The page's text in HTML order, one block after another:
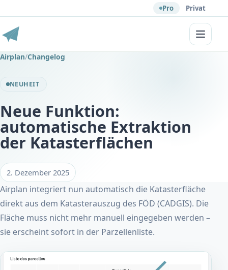
Pro Privat
Menü
Airplan/Changelog
NEUHEIT
Neue Funktion:
automatische Extraktion
der Katasterflächen
2. Dezember 2025
Airplan integriert nun automatisch die Katasterfläche
direkt aus dem Katasterauszug des FÖD (CADGIS). Die
Fläche muss nicht mehr manuell eingegeben werden –
sie erscheint sofort in der Parzellenliste.